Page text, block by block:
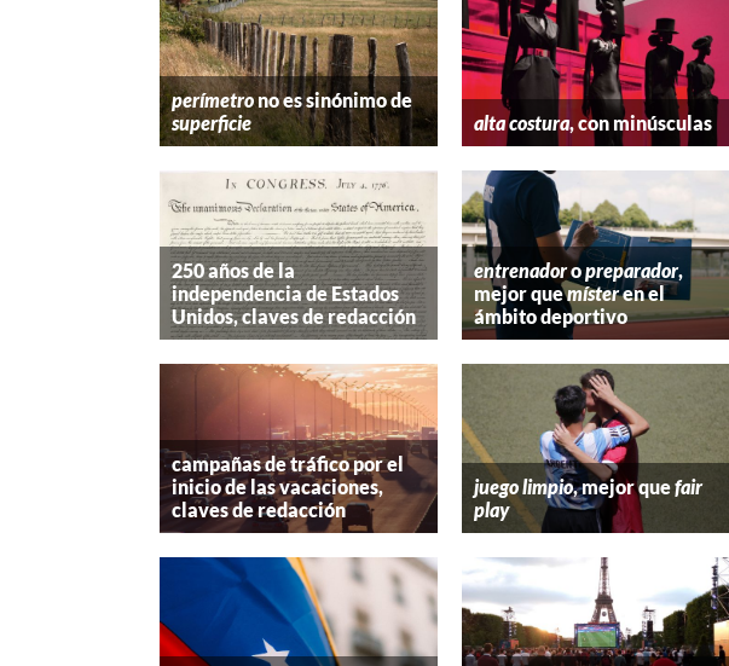
perímetrono es sinónimo de
superficie
alta costura, con minúsculas
250 años de la
independencia de Estados
Unidos, claves de redacción
entrenadoropreparador,
mejor quemísteren el
ámbito deportivo
campañas de tráfico por el
inicio de las vacaciones,
claves de redacción
juego limpio, mejor quefair
play